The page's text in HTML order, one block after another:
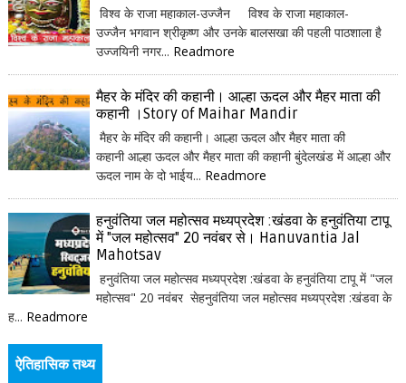
विश्व के राजा महाकाल-उज्जैन विश्व के राजा महाकाल-
उज्जैन भगवान श्रीकृष्ण और उनके बालसखा की पहली पाठशाला है
उज्जयिनी नगर... Readmore
मैहर के मंदिर की कहानी। आल्हा ऊदल और मैहर माता की
कहानी ।Story of Maihar Mandir
मैहर के मंदिर की कहानी। आल्हा ऊदल और मैहर माता की
कहानी आल्हा ऊदल और मैहर माता की कहानी बुंदेलखंड में आल्हा और
ऊदल नाम के दो भाईय... Readmore
हनुवंतिया जल महोत्सव मध्यप्रदेश :खंडवा के हनुवंतिया टापू
में "जल महोत्सव" 20 नवंबर से। Hanuvantia Jal
Mahotsav
हनुवंतिया जल महोत्सव मध्यप्रदेश :खंडवा के हनुवंतिया टापू में "जल
महोत्सव" 20 नवंबर सेहनुवंतिया जल महोत्सव मध्यप्रदेश :खंडवा के
ह... Readmore
ऐतिहासिक तथ्य